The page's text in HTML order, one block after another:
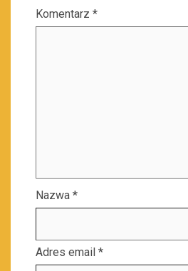
Komentarz *
Nazwa *
Adres email *